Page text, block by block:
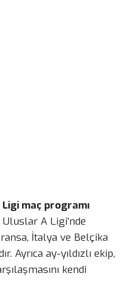
maç programı
Uluslar A Ligi’nde
İtalya ve Belçika
Ayrıca ay-yıldızlı ekip,
kendi